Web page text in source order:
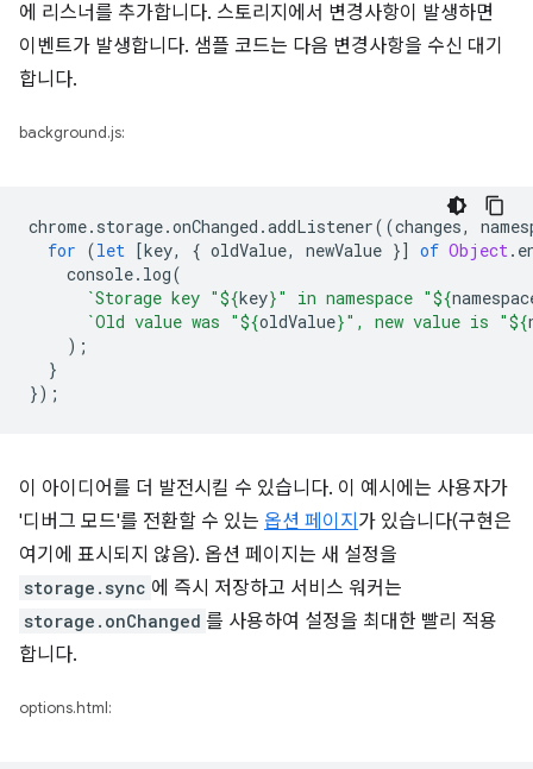
에 리스너를 추가합니다. 스토리지에서 변경사항이 발생하면
이벤트가 발생합니다. 샘플 코드는 다음 변경사항을 수신 대기
합니다.
background.js:
chrome. storage.onChanged .addListener((changes,
for (let [key, { oldValue, newValue }] of Object.
console. log(
`Storage key "${key}" in namespace "${
`Old value was "${oldValue}", new value is "${
);
}
});
이 아이디어를 더 발전시킬 수 있습니다. 이 예시에는 사용자가
'디버그 모드'를 전환할 수 있는 옵션 페이지 가 있습니다(구현은
여기에 표시되지 않음). 옵션 페이지는 새 설정을
storage.sync 에 즉시 저장하고 서비스 워커는
storage.onChanged 를 사용하여 설정을 최대한 빨리 적용
합니다.
options.html: